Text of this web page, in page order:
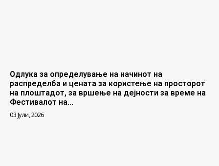
Одлука за определување на начинот на
распределба и цената за користење на просторот
на плоштадот, за вршење на дејности за време на
Фестивалот на...
03 Јули, 2026